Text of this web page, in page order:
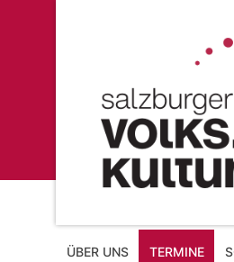
ÜBER UNS TERMINE